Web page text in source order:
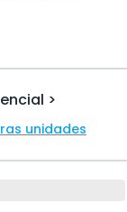
>
unidades